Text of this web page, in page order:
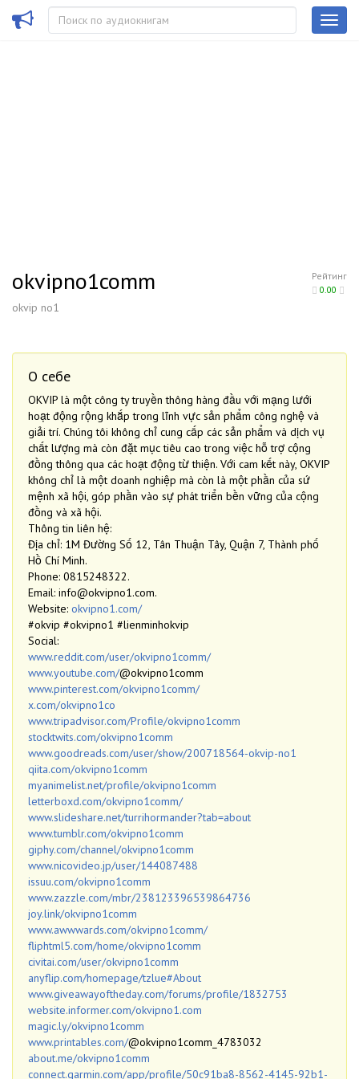
Рейтинг
0.00
okvipno1comm
okvip no1
О себе
OKVIP là một công ty truyền thông hàng đầu với mạng lưới
hoạt động rộng khắp trong lĩnh vực sản phẩm công nghệ và
giải trí. Chúng tôi không chỉ cung cấp các sản phẩm và dịch vụ
chất lượng mà còn đặt mục tiêu cao trong việc hỗ trợ cộng
đồng thông qua các hoạt động từ thiện. Với cam kết này, OKVIP
không chỉ là một doanh nghiệp mà còn là một phần của sứ
mệnh xã hội, góp phần vào sự phát triển bền vững của cộng
đồng và xã hội.
Thông tin liên hệ:
Địa chỉ: 1M Đường Số 12, Tân Thuận Tây, Quận 7, Thành phố
Hồ Chí Minh.
Phone: 0815248322.
Email: info@okvipno1.com.
Website: okvipno1.com/
#okvip #okvipno1 #lienminhokvip
Social:
www.reddit.com/user/okvipno1comm/
www.youtube.com/@okvipno1comm
www.pinterest.com/okvipno1comm/
x.com/okvipno1co
www.tripadvisor.com/Profile/okvipno1comm
stocktwits.com/okvipno1comm
www.goodreads.com/user/show/200718564-okvip-no1
qiita.com/okvipno1comm
myanimelist.net/profile/okvipno1comm
letterboxd.com/okvipno1comm/
www.slideshare.net/turrihormander?tab=about
www.tumblr.com/okvipno1comm
giphy.com/channel/okvipno1comm
www.nicovideo.jp/user/144087488
issuu.com/okvipno1comm
www.zazzle.com/mbr/238123396539864736
joy.link/okvipno1comm
www.awwwards.com/okvipno1comm/
fliphtml5.com/home/okvipno1comm
civitai.com/user/okvipno1comm
anyflip.com/homepage/tzlue#About
www.giveawayoftheday.com/forums/profile/1832753
website.informer.com/okvipno1.com
magic.ly/okvipno1comm
www.printables.com/@okvipno1comm_4783032
about.me/okvipno1comm
connect.garmin.com/app/profile/50c91ba8-8562-4145-92b1-